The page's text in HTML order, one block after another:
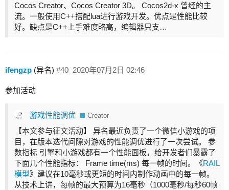
Cocos Creator、Cocos Creator 3D。 Cocos2d-x 曾经的主
流。一般使用C++搭配lua进行游戏开发。优点是性能比较
好。缺点是C++上手难度略高，编辑器只支…
ifengzp (异名) 2020年07月2日 02:46
#40
参加活动
游戏性能调优 Creator
【本文参与征文活动】 异名最近负责了一个微信小游戏的项
目，在版本迭代间隙对游戏的性能调优进行了一次尝试。 参
数指标 引擎和小游戏都有一个性能面板，给开发者们暴露了
下面几个性能指标： Frame time(ms) 每一帧的时间。《RAIL
模型》建议在10毫秒或更短的时间内制作动画中的每一帧。
从技术上讲，每帧的最大预算为16毫秒（1000毫秒/每秒60帧